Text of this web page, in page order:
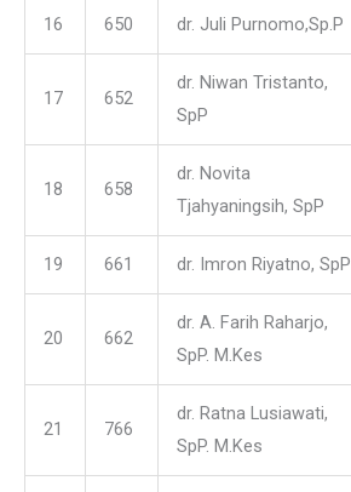
16 650 dr. Juli Purnomo,Sp.P
17 652
dr. Niwan Tristanto,
SpP
18 658
dr. Novita
Tjahyaningsih, SpP
19 661 dr. Imron Riyatno, SpP
20 662
dr. A. Farih Raharjo,
SpP. M.Kes
21 766
dr. Ratna Lusiawati,
SpP. M.Kes